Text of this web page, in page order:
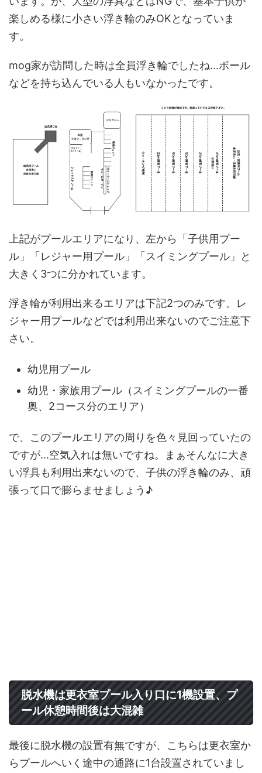
楽しめる様に小さい浮き輪のみOKとなっていま
す。
mog家が訪問した時は全員浮き輪でしたね...ボール
などを持ち込んでいる人もいなかったです。
上記がプールエリアになり、左から「子供用プー
ル」「レジャー用プール」「スイミングプール」と
大きく3つに分かれています。
浮き輪が利用出来るエリアは下記2つのみです。レ
ジャー用プールなどでは利用出来ないのでご注意下
さい。
幼児用プール
幼児・家族用プール（スイミングプールの一番
奥、2コース分のエリア）
で、このプールエリアの周りを色々見回っていたの
ですが...空気入れは無いですね。まぁそんなに大き
い浮具も利用出来ないので、子供の浮き輪のみ、頑
張って口で膨らませましょう♪
脱水機は更衣室プール入り口に1機設置、プ
ール休憩時間後は大混雑
最後に脱水機の設置有無ですが、こちらは更衣室か
らプールへいく途中の通路に1台設置されていまし